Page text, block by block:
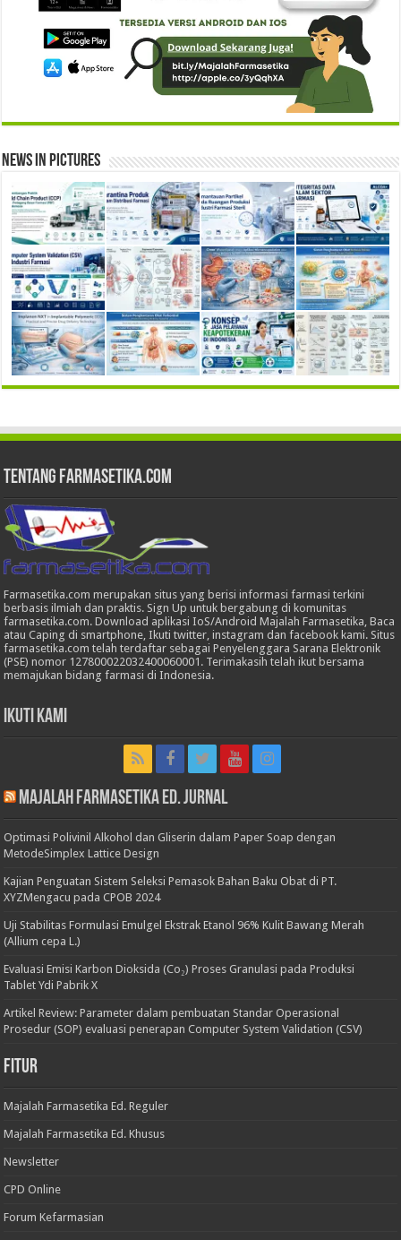
News in Pictures
Tentang Farmasetika.com
Farmasetika.com merupakan situs yang berisi informasi farmasi terkini
berbasis ilmiah dan praktis. Sign Up untuk bergabung di komunitas
farmasetika.com. Download aplikasi IoS/Android Majalah Farmasetika, Baca
atau Caping di smartphone, Ikuti twitter, instagram dan facebook kami. Situs
farmasetika.com telah terdaftar sebagai Penyelenggara Sarana Elektronik
(PSE) nomor 127800022032400060001. Terimakasih telah ikut bersama
memajukan bidang farmasi di Indonesia.
Ikuti Kami
Majalah Farmasetika Ed. Jurnal
Optimasi Polivinil Alkohol dan Gliserin dalam Paper Soap dengan
MetodeSimplex Lattice Design
Kajian Penguatan Sistem Seleksi Pemasok Bahan Baku Obat di PT.
XYZMengacu pada CPOB 2024
Uji Stabilitas Formulasi Emulgel Ekstrak Etanol 96% Kulit Bawang Merah
(Allium cepa L.)
Evaluasi Emisi Karbon Dioksida (Co₂) Proses Granulasi pada Produksi
Tablet Ydi Pabrik X
Artikel Review: Parameter dalam pembuatan Standar Operasional
Prosedur (SOP) evaluasi penerapan Computer System Validation (CSV)
Fitur
Majalah Farmasetika Ed. Reguler
Majalah Farmasetika Ed. Khusus
Newsletter
CPD Online
Forum Kefarmasian